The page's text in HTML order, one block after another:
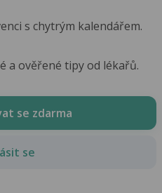
s chytrým kalendářem.
a ověřené tipy od lékařů.
se zdarma
se